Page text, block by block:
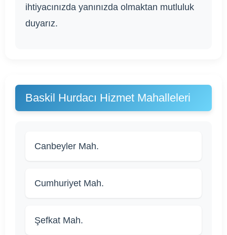
ihtiyacınızda yanınızda olmaktan mutluluk
duyarız.
Baskil Hurdacı Hizmet Mahalleleri
Canbeyler Mah.
Cumhuriyet Mah.
Şefkat Mah.